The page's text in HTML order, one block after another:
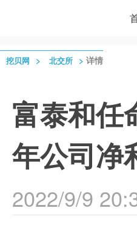
挖贝网 > 北交所 > 详情
富泰和任
年公司净
2022/9/9